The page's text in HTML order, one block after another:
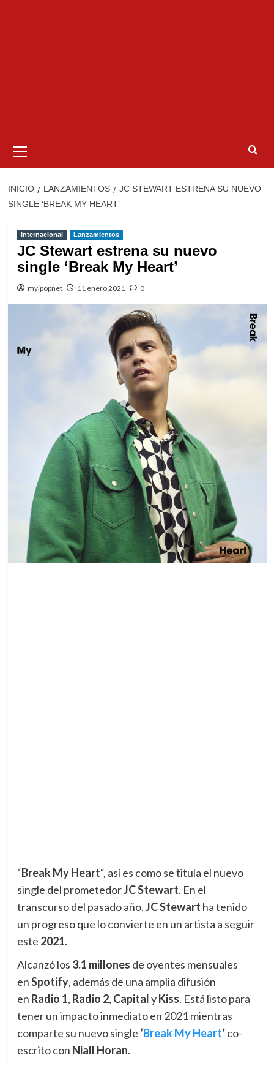
primario
INICIO LANZAMIENTOS
JC STEWART ESTRENA SU NUEVO
SINGLE ‘BREAK MY HEART’
Internacional Lanzamientos
JC Stewart estrena su nuevo
single ‘Break My Heart’
myipopnet 11 enero 2021 0
“Break My Heart“, así es como se titula el nuevo
single del prometedorJC Stewart. En el
transcurso del pasado año,JC Stewart ha tenido
un progreso que lo convierte en un artista a seguir
este 2021.
Alcanzó los 3.1 millones de oyentes mensuales
enSpotify, además de una amplia difusión
en Radio 1, Radio 2, CapitalyKiss. Está listo para
tener un impacto inmediato en 2021 mientras
comparte su nuevo single ‘Break My Heart’co-
escrito con Niall Horan.